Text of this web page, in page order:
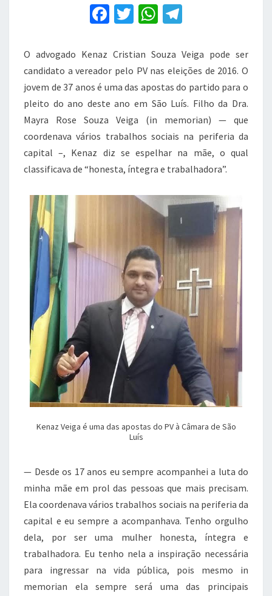
Luís
pelo
F
c
e
b
o
o
k
T
it
te
r
W
at
s
A
p
p
e
gr
a
m
O advogado Kenaz Cristian Souza Veiga pode ser
candidato a vereador pelo PV nas eleições de 2016. O
jovem de 37 anos é uma das apostas do partido para o
pleito do ano deste ano em São Luís. Filho da Dra.
Mayra Rose Souza Veiga (in memorian) — que
coordenava vários trabalhos sociais na periferia da
capital –, Kenaz diz se espelhar na mãe, o qual
classificava de “honesta, íntegra e trabalhadora”.
Kenaz Veiga é uma das apostas do PV à Câmara de São
Luís
— Desde os 17 anos eu sempre acompanhei a luta do
minha mãe em prol das pessoas que mais precisam.
Ela coordenava vários trabalhos sociais na periferia da
capital e eu sempre a acompanhava. Tenho orgulho
dela, por ser uma mulher honesta, íntegra e
trabalhadora. Eu tenho nela a inspiração necessária
para ingressar na vida pública, pois mesmo in
memorian ela sempre será uma das principais